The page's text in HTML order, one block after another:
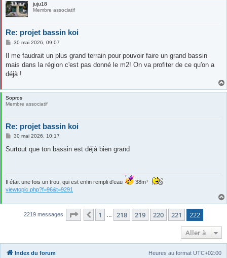
juju18
Membre associatif
Re: projet bassin koi
M
s
a
g
e
30 mai 2026, 09:07
Il me faudrait un plus grand terrain pour pouvoir faire un grand bassin
mais dans la région c'est pas donné le m2! On va profiter de ce qu'on a
déjà !
Sopros
Membre associatif
Re: projet bassin koi
M
s
30 mai 2026, 10:17
Surtout que ton bassin est déjà bien grand
Il était une fois un trou, qui est enfin rempli d'eau
38m³
viewtopic.php?f=96&t=9291
2219 messages Page 222 sur222
Précédente
1 218 219 220 221
222
Aller à
Index du forum Heures au format UTC+02:00